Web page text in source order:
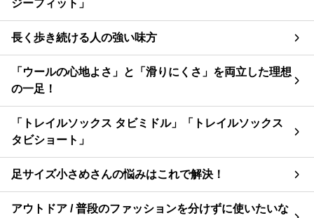
ジーフィット」
長く歩き続ける人の強い味方
「ウールの心地よさ」と「滑りにくさ」を両立した理想
の一足！
「トレイルソックス タビミドル」「トレイルソックス
タビショート」
足サイズ小さめさんの悩みはこれで解決！
アウトドア / 普段のファッションを分けずに使いたいな